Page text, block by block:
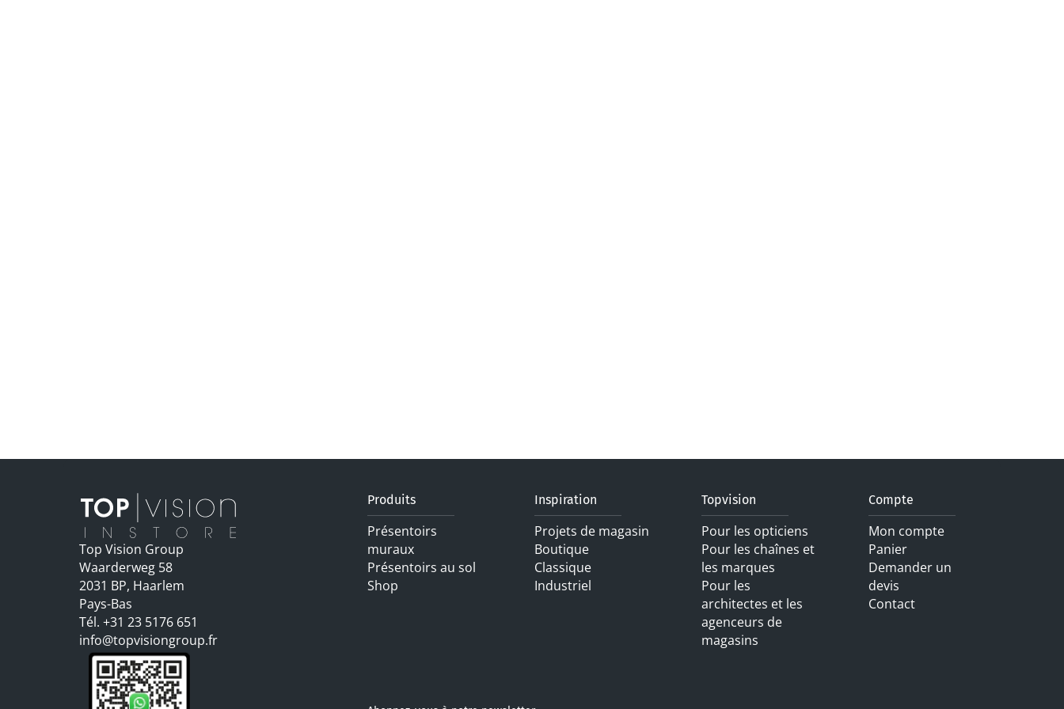
Top Vision Group
Waarderweg 58
2031 BP, Haarlem
Pays-Bas
Tél. +31 23 5176 651
info@topvisiongroup.fr
Produits
Présentoirs
muraux
Présentoirs au sol
Shop
Inspiration
Projets de magasin
Boutique
Classique
Industriel
Topvision
Pour les opticiens
Pour les chaînes et
les marques
Pour les
architectes et les
agenceurs de
magasins
Compte
Mon compte
Panier
Demander un
devis
Contact